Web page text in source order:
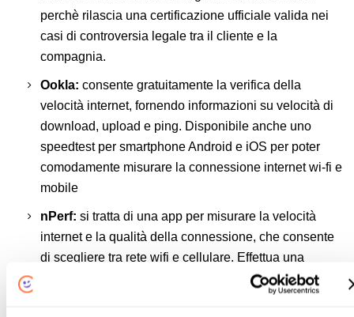
perchè rilascia una certificazione ufficiale valida nei
casi di controversia legale tra il cliente e la
compagnia.
Ookla: consente gratuitamente la verifica della
velocità internet, fornendo informazioni su velocità di
download, upload e ping. Disponibile anche uno
speedtest per smartphone Android e iOS per poter
comodamente misurare la connessione internet wi-fi e
mobile
nPerf: si tratta di una app per misurare la velocità
internet e la qualità della connessione, che consente
di scegliere tra rete wifi e cellulare. Effettua una
misurazione della velocità di apertura di cinque siti
Web (Google, Facebook, Wikipedia, Yahoo,